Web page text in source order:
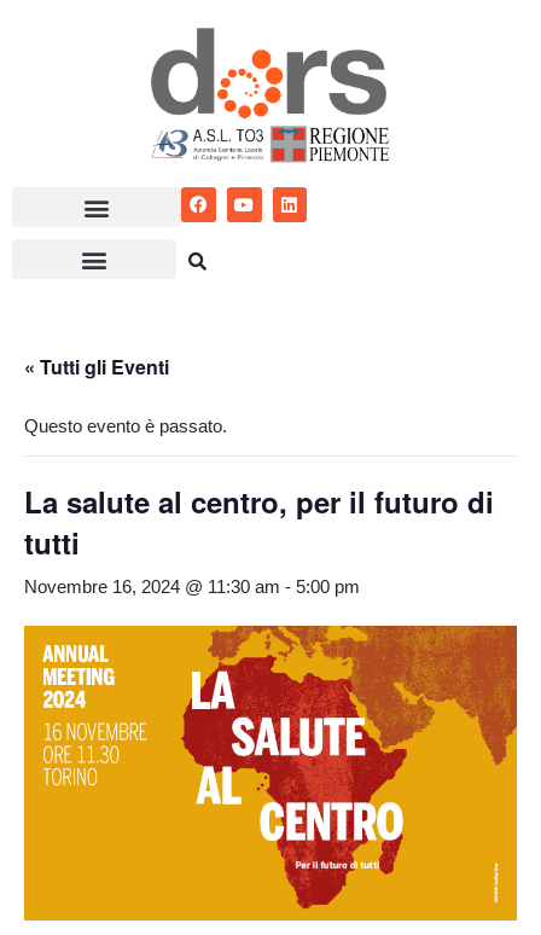
« Tutti gli Eventi
Questo evento è passato.
La salute al centro, per il futuro di
tutti
Novembre 16, 2024 @ 11:30 am - 5:00 pm